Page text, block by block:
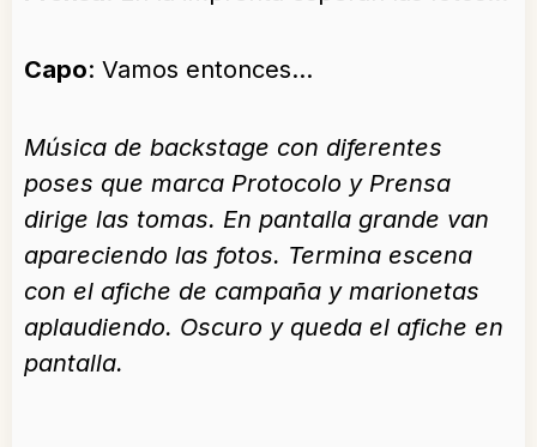
Capo: Vamos entonces…
Música de backstage con diferentes
poses que marca Protocolo y Prensa
dirige las tomas. En pantalla grande van
apareciendo las fotos. Termina escena
con el afiche de campaña y marionetas
aplaudiendo. Oscuro y queda el afiche en
pantalla.